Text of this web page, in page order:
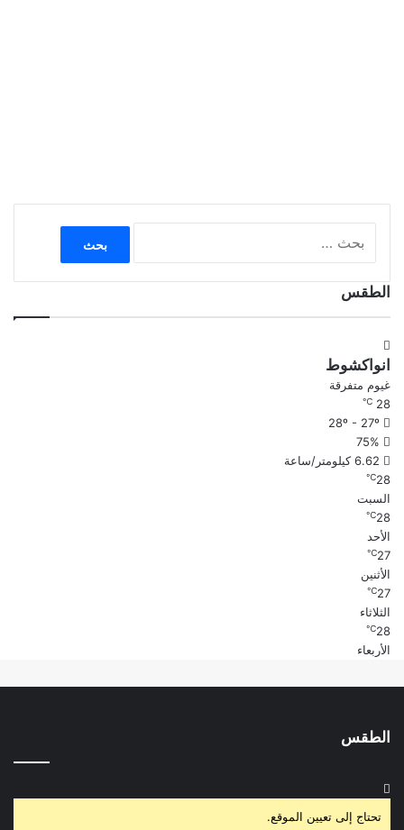
عن:
الطقس
انواكشوط
غيوم متفرقة
28
℃
75%
6.62 كيلومتر/ساعة
28
℃
السبت
28
℃
الأحد
27
℃
الأثنين
27
℃
الثلاثاء
28
℃
الأربعاء
الطقس
تحتاج إلى تعيين الموقع.